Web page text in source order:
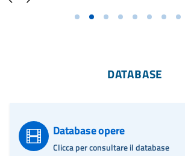
DATABASE
Database opere
Clicca per consultare il database